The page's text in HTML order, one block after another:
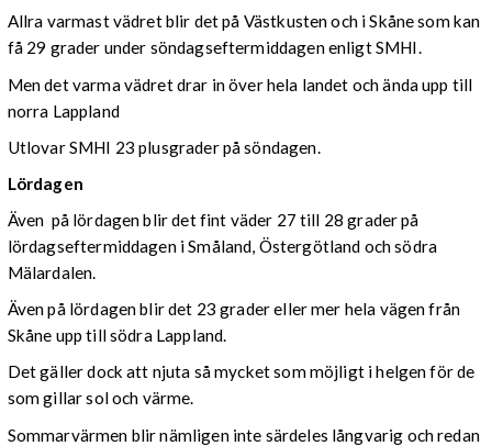
Allra varmast vädret blir det på Västkusten och i Skåne som kan
få 29 grader under söndagseftermiddagen enligt SMHI.
Men det varma vädret drar in över hela landet och ända upp till
norra Lappland
Utlovar SMHI 23 plusgrader på söndagen.
Lördagen
Även på lördagen blir det fint väder 27 till 28 grader på
lördagseftermiddagen i Småland, Östergötland och södra
Mälardalen.
Även på lördagen blir det 23 grader eller mer hela vägen från
Skåne upp till södra Lappland.
Det gäller dock att njuta så mycket som möjligt i helgen för de
som gillar sol och värme.
Sommarvärmen blir nämligen inte särdeles långvarig och redan